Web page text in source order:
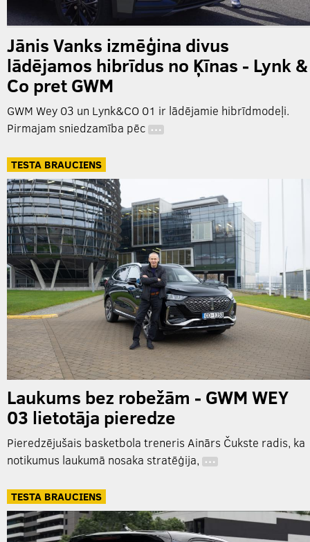
Jānis Vanks izmēģina divus
lādējamos hibrīdus no Ķīnas - Lynk &
Co pret GWM
GWM Wey 03 un Lynk&CO 01 ir lādējamie hibrīdmodeļi.
Pirmajam sniedzamība pēc …
TESTA BRAUCIENS
Laukums bez robežām - GWM WEY
03 lietotāja pieredze
Pieredzējušais basketbola treneris Ainārs Čukste radis, ka
notikumus laukumā nosaka stratēģija, …
TESTA BRAUCIENS